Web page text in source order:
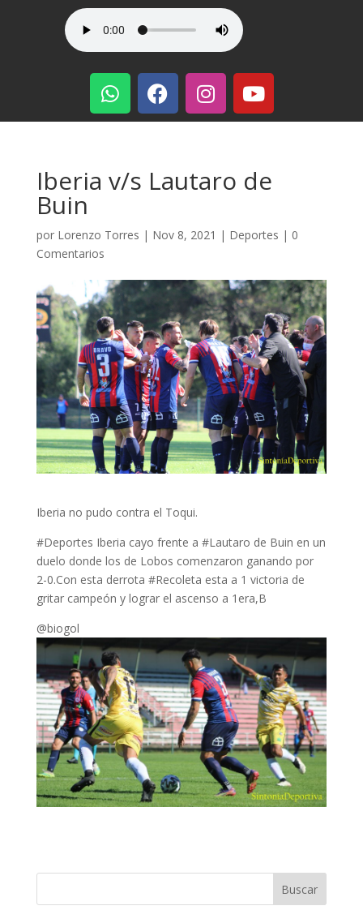
Iberia v/s Lautaro de
Buin
por Lorenzo Torres | Nov 8, 2021 | Deportes | 0
Comentarios
Iberia no pudo contra el Toqui.
#Deportes Iberia cayo frente a #Lautaro de Buin en un
duelo donde los de Lobos comenzaron ganando por
2-0.Con esta derrota #Recoleta esta a 1 victoria de
gritar campeón y lograr el ascenso a 1era,B
@biogol
Buscar